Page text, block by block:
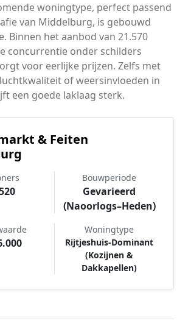
woningtype, perfect passend
van Middelburg, is gebouwd
Binnen het aanbod van 21.570
concurrentie onder schilders
voor eerlijke prijzen. Zelfs met
of weersinvloeden in
een goede laklaag sterk.
& Feiten
Bouwperiode
Gevarieerd
(Naoorlogs–Heden)
Woningtype
Rijtjeshuis-Dominant
(Kozijnen &
Dakkapellen)